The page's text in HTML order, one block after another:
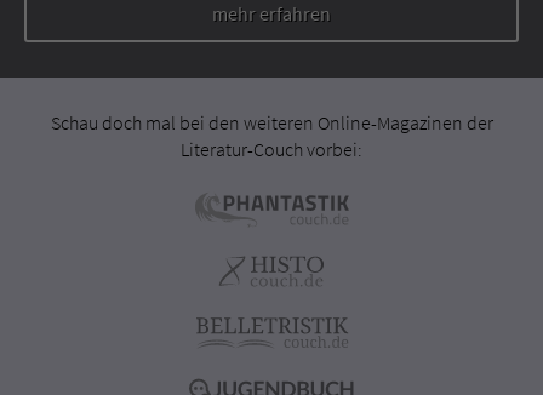
mehr erfahren
Schau doch mal bei den weiteren Online-Magazinen der
Literatur-Couch vorbei: